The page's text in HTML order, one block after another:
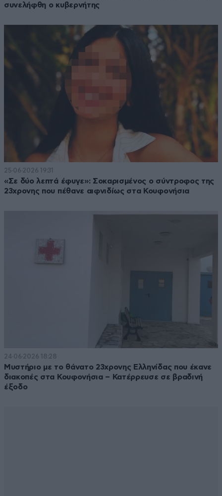
συνελήφθη ο κυβερνήτης
25·06·2026 19:31
«Σε δύο λεπτά έφυγε»: Σοκαρισμένος ο σύντροφος της
23χρονης που πέθανε αιφνιδίως στα Κουφονήσια
24·06·2026 18:28
Μυστήριο με το θάνατο 23χρονης Ελληνίδας που έκανε
διακοπές στα Κουφονήσια – Κατέρρευσε σε βραδινή
έξοδο